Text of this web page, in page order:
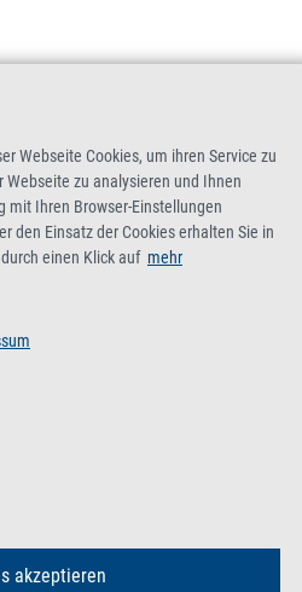
Webseite Cookies, um ihren Service zu
zu analysieren und Ihnen
mit Ihren Browser-Einstellungen
den Einsatz der Cookies erhalten Sie in
einen Klick auf mehr
akzeptieren